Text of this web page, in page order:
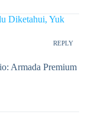
Diketahui, Yuk
REPLY
Armada Premium